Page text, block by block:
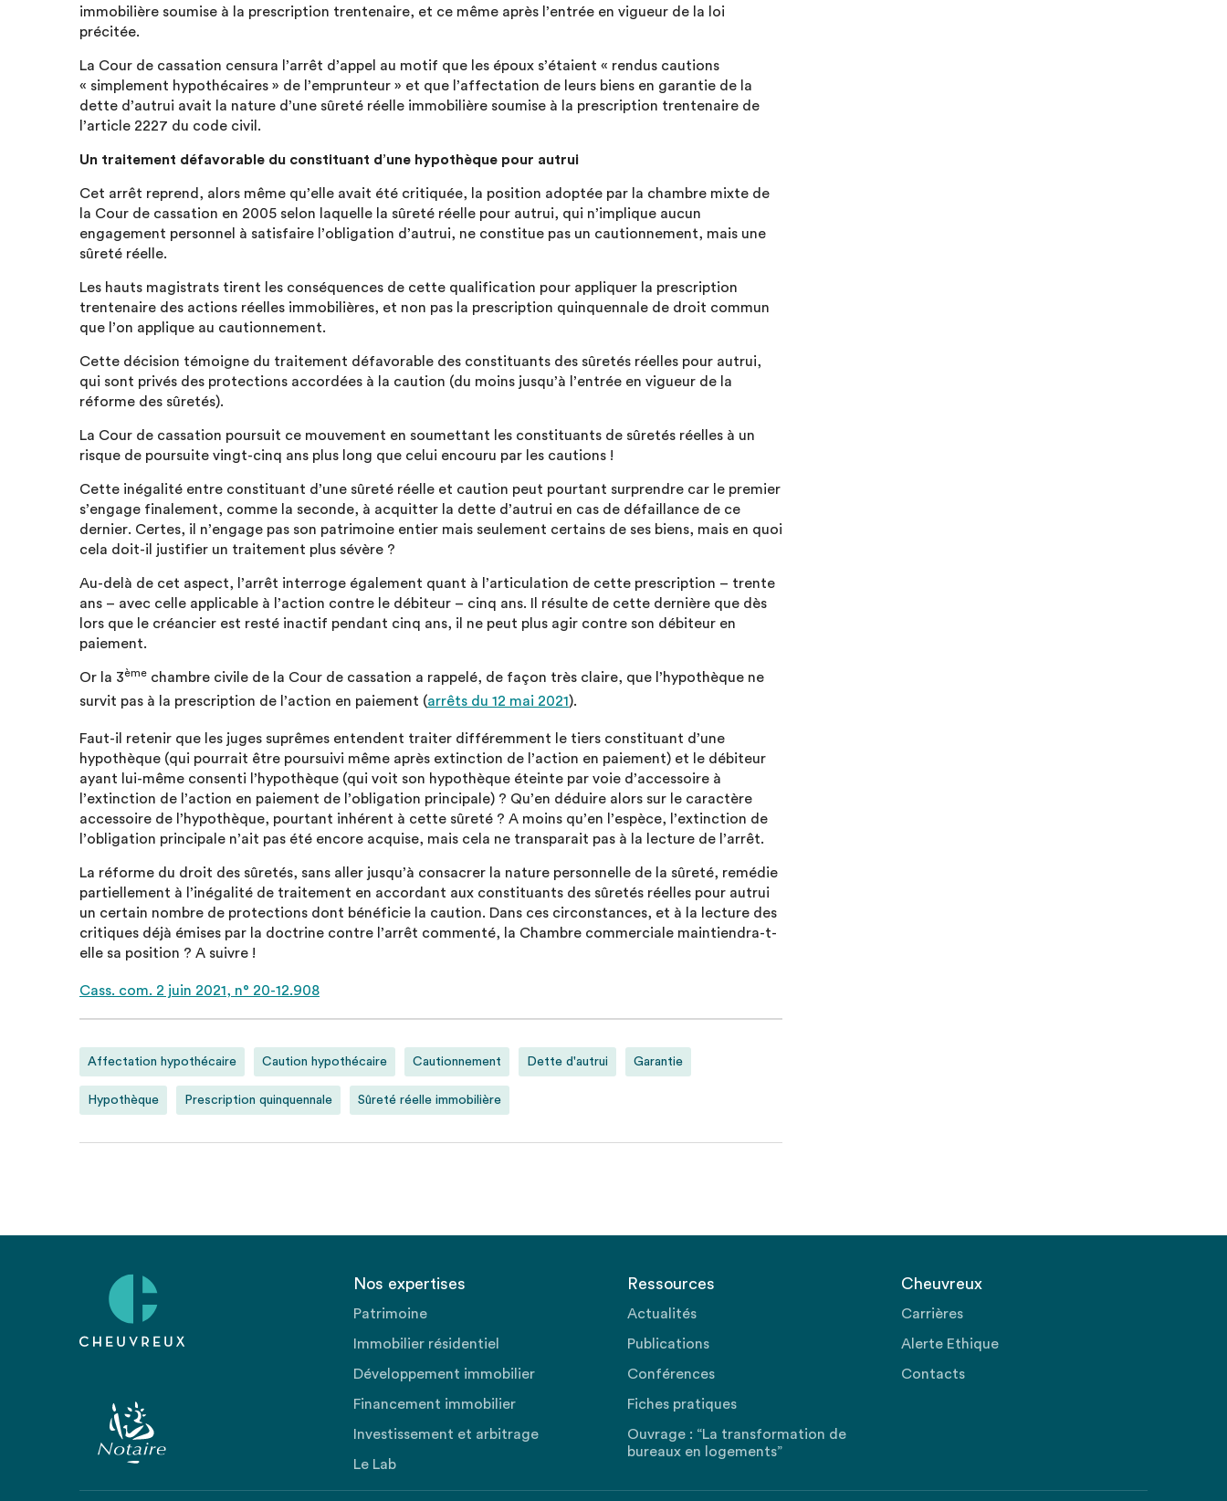
immobilière soumise à la prescription trentenaire, et ce même après l’entrée en vigueur de la loi
précitée.
La Cour de cassation censura l’arrêt d’appel au motif que les époux s’étaient « rendus cautions
« simplement hypothécaires » de l’emprunteur » et que l’affectation de leurs biens en garantie de la
dette d’autrui avait la nature d’une sûreté réelle immobilière soumise à la prescription trentenaire de
l’article 2227 du code civil.
Un traitement défavorable du constituant d’une hypothèque pour autrui
Cet arrêt reprend, alors même qu’elle avait été critiquée, la position adoptée par la chambre mixte de
la Cour de cassation en 2005 selon laquelle la sûreté réelle pour autrui, qui n’implique aucun
engagement personnel à satisfaire l’obligation d’autrui, ne constitue pas un cautionnement, mais une
sûreté réelle.
Les hauts magistrats tirent les conséquences de cette qualification pour appliquer la prescription
trentenaire des actions réelles immobilières, et non pas la prescription quinquennale de droit commun
que l’on applique au cautionnement.
Cette décision témoigne du traitement défavorable des constituants des sûretés réelles pour autrui,
qui sont privés des protections accordées à la caution (du moins jusqu’à l’entrée en vigueur de la
réforme des sûretés).
La Cour de cassation poursuit ce mouvement en soumettant les constituants de sûretés réelles à un
risque de poursuite vingt-cinq ans plus long que celui encouru par les cautions !
Cette inégalité entre constituant d’une sûreté réelle et caution peut pourtant surprendre car le premier
s’engage finalement, comme la seconde, à acquitter la dette d’autrui en cas de défaillance de ce
dernier. Certes, il n’engage pas son patrimoine entier mais seulement certains de ses biens, mais en quoi
cela doit-il justifier un traitement plus sévère ?
Au-delà de cet aspect, l’arrêt interroge également quant à l’articulation de cette prescription – trente
ans – avec celle applicable à l’action contre le débiteur – cinq ans. Il résulte de cette dernière que dès
lors que le créancier est resté inactif pendant cinq ans, il ne peut plus agir contre son débiteur en
paiement.
Or la 3ème chambre civile de la Cour de cassation a rappelé, de façon très claire, que l’hypothèque ne
survit pas à la prescription de l’action en paiement (arrêts du 12 mai 2021).
Faut-il retenir que les juges suprêmes entendent traiter différemment le tiers constituant d’une
hypothèque (qui pourrait être poursuivi même après extinction de l’action en paiement) et le débiteur
ayant lui-même consenti l’hypothèque (qui voit son hypothèque éteinte par voie d’accessoire à
l’extinction de l’action en paiement de l’obligation principale) ? Qu’en déduire alors sur le caractère
accessoire de l’hypothèque, pourtant inhérent à cette sûreté ? A moins qu’en l’espèce, l’extinction de
l’obligation principale n’ait pas été encore acquise, mais cela ne transparait pas à la lecture de l’arrêt.
La réforme du droit des sûretés, sans aller jusqu’à consacrer la nature personnelle de la sûreté, remédie
partiellement à l’inégalité de traitement en accordant aux constituants des sûretés réelles pour autrui
un certain nombre de protections dont bénéficie la caution. Dans ces circonstances, et à la lecture des
critiques déjà émises par la doctrine contre l’arrêt commenté, la Chambre commerciale maintiendra-t-
elle sa position ? A suivre !
Cass. com. 2 juin 2021, n° 20-12.908
Affectation hypothécaire Caution hypothécaire Cautionnement Dette d'autrui Garantie
Hypothèque Prescription quinquennale Sûreté réelle immobilière
Nos expertises
Patrimoine
Immobilier résidentiel
Développement immobilier
Financement immobilier
Investissement et arbitrage
Le Lab
Ressources
Actualités
Publications
Conférences
Fiches pratiques
Ouvrage : “La transformation de
bureaux en logements”
Cheuvreux
Carrières
Alerte Ethique
Contacts